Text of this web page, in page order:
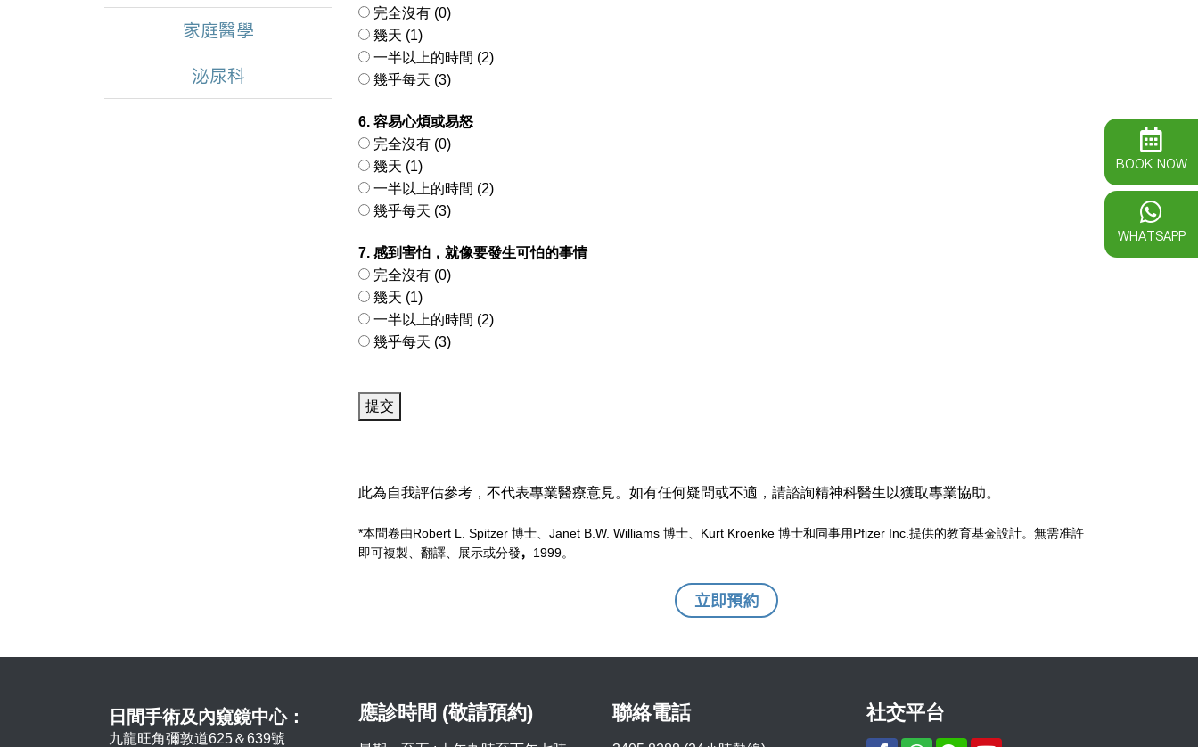
家庭醫學
泌尿科
完全沒有 (0)
幾天 (1)
一半以上的時間 (2)
幾乎每天 (3)
6. 容易心煩或易怒
完全沒有 (0)
幾天 (1)
一半以上的時間 (2)
幾乎每天 (3)
7. 感到害怕，就像要發生可怕的事情
完全沒有 (0)
幾天 (1)
一半以上的時間 (2)
幾乎每天 (3)
提交
此為自我評估參考，不代表專業醫療意見。如有任何疑問或不適，請諮詢精神科醫生以獲取專業協助。
*本問卷由Robert L. Spitzer 博士、Janet B.W. Williams 博士、Kurt Kroenke 博士和同事用Pfizer Inc.提供的教育基金設計。無需准許
即可複製、翻譯、展示或分發， 1999。
立即預約
日間手術及內窺鏡中心：
九龍旺角彌敦道625＆639號
應診時間 (敬請預約) 聯絡電話 社交平台
BOOK NOW
WHATSAPP